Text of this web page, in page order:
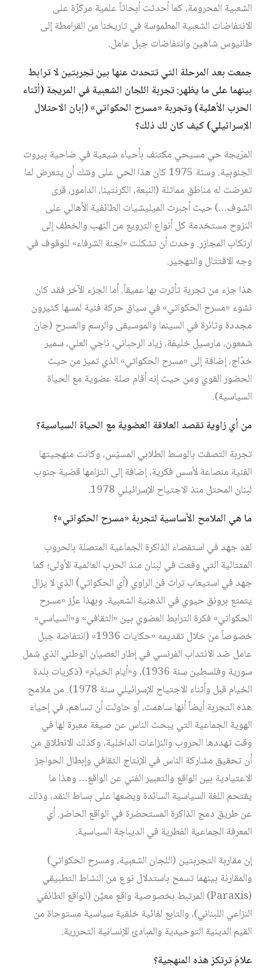
الشعبية المحرومة، كما أحدثت أبحاثاً علمية مركزّة على
الانتفاضات الشعبية المطموسة في تاريخنا من القرامطة إلى
طانيوس شاهين وانتفاضات جبل عامل.
جمعت بعد المرحلة التي تتحدث عنها بين تجربتين لا ترابط
بينهما على ما يظهر: تجربة اللجان الشعبية في المريجة (أثناء
الحرب الأهلية) وتجربة «مسرح الحكواتي» (إبان الاحتلال
الإسرائيلي) كيف كان لك ذلك؟
المرَيجة حي مسيحي مكتنف بأحياء شيعية في ضاحية بيروت
الجنوبية. وسنة 1975 كان هذا الحي على وشك أن يتعرض لما
تعرضت له مناطق مماثلة (النبعة، الكرنتينا، الدامور، قرى
الشوف…) حيث أجبرت الميليشيات الطائفية الأهالي على
النزوح مستخدمة كل أنواع الترويع من النهب والخطف إلى
ارتكاب المجازر. وحدث أن تشكلت «لجنة الشرفاء» للوقوف في
وجه الاقتتال والتهجير.
هذا جزء من تجربة تأثرت بها عميقاً. أما الجزء الآخر فقد كان
نشوء «مسرح الحكواتي» في سياق حركة فنية لمسها كثيرون
مجددة وثائرة في السينما والموسيقى والرسم والمسرح (جان
شمعون، مارسيل خليفة، زياد الرحباني، ناجي العلي، سمير
خدّاج، إضافة إلى «مسرح الحكواتي» الذي تميز من حيث
الحضور القوي ومن حيث إنه أقام صلة عضوية مع الحياة
السياسية).
من أي زاوية تقصد العلاقة العضوية مع الحياة السياسية؟
تجربة التصقت بالوسط الطلابي المسيّس، وكانت منهجيتها
الفنية منصاعة لأسس فكرية، إضافة إلى التزامها قضية جنوب
لبنان المحتل منذ الاجتياح الإسرائيلي 1978.
ما هي الملامح الأساسية لتجربة «مسرح الحكواتي»؟
لقد جهد في استقصاء الذاكرة الجماعية المتصلة بالحروب
المتتالية التي وقعت في لبنان منذ الحرب العالمية الأولى؛ كما
جهد في استيعاب تراث فن الراوي (أي الحكواتي) الذي لا يزال
يتمتع برونق حيوي في الذهنية الشعبية. وبهذا عزّز «مسرح
الحكواتي» فكرة الترابط العضوي بين «الثقافي» و«السياسي»
خصوصاً من خلال تقديمه «حكايات 1936» (انتفاضة جبل
عامل ضد الانتداب الفرنسي في إطار العصيان الوطني الذي شمل
سورية وفلسطين سنة 1936)، و«أيام الخيام» (ذكريات بلدة
الخيام قبل وأثناء الاجتياح الإسرائيلي سنة 1978). من ملامح
هذه التجربة أيضاً أنها ساهمت، أو حاولت أن تساهم، في إحياء
الهوية الجماعية التي يبحث الناس عن صيغة معبرة لها في
وقت تهددها الحروب والنزاعات الداخلية، وكذلك الانطلاق من
أن تحقيق مشاركة الناس في الإنتاج الثقافي وإبطال الحواجز
الاعتيادية بين الواقع والتعبير الفني عن الواقع… وهذا ما
يقتحم اللغة السياسية السائدة ويضعها على بساط النقد، وذلك
عن طريق دمج الذاكرة المستحضرة في الواقع الحاضر. أي
المعرفة الجماعية الفطرية في الديباجة السياسية.
إن مقاربة التجربتين (اللجان الشعبية، ومسرح الحكواتي)
والمقارنة بينهما تسمح باستدلال نوع من النشاط التطبيقي
(Paraxis) المرتبط بخصوصية واقع معيَّن (الواقع الطائفي
النزاعي اللبناني)، والتابع لغائية خلقية سياسية مستوحاة من
القيم الدينية التوحيدية والمبادئ الإنسانية التحررية.
علامَ ترتكز هذه المنهجية؟